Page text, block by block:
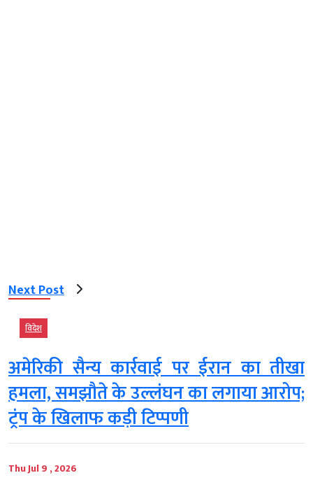
Next Post
विदेश
अमेरिकी सैन्य कार्रवाई पर ईरान का तीखा
हमला, समझौते के उल्लंघन का लगाया आरोप;
ट्रंप के खिलाफ कड़ी टिप्पणी
Thu Jul 9 , 2026